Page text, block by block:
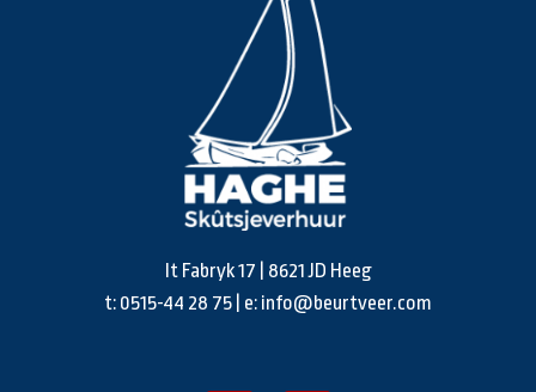
It Fabryk 17 | 8621 JD Heeg
t: 0515-44 28 75 | e: info@beurtveer.com